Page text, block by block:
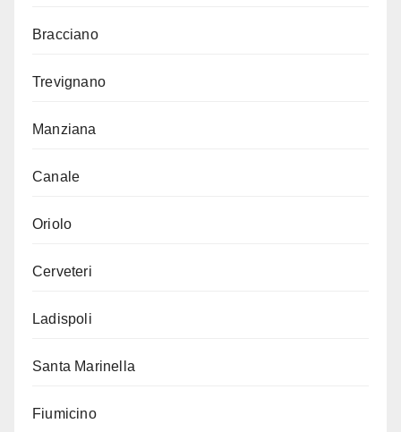
Bracciano
Trevignano
Manziana
Canale
Oriolo
Cerveteri
Ladispoli
Santa Marinella
Fiumicino